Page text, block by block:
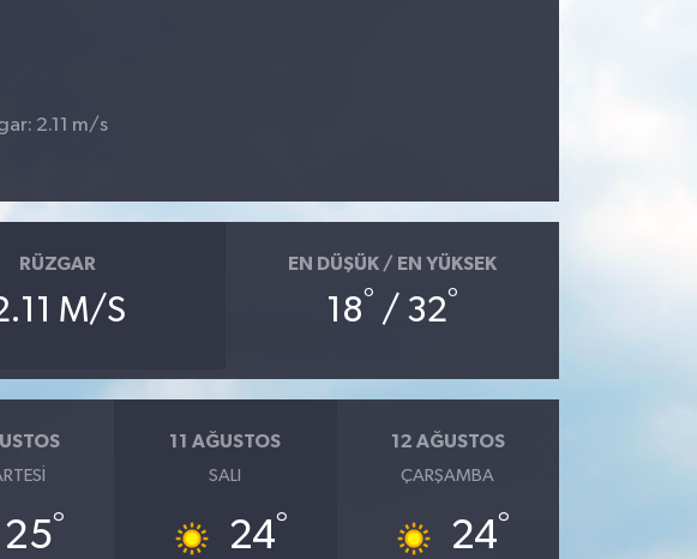
2.11 m/s
RÜZGAR
M/S
EN DÜŞÜK / EN YÜKSEK
18° / 32°
25°
11 AĞUSTOS
SALI
24°
12 AĞUSTOS
ÇARŞAMBA
24°